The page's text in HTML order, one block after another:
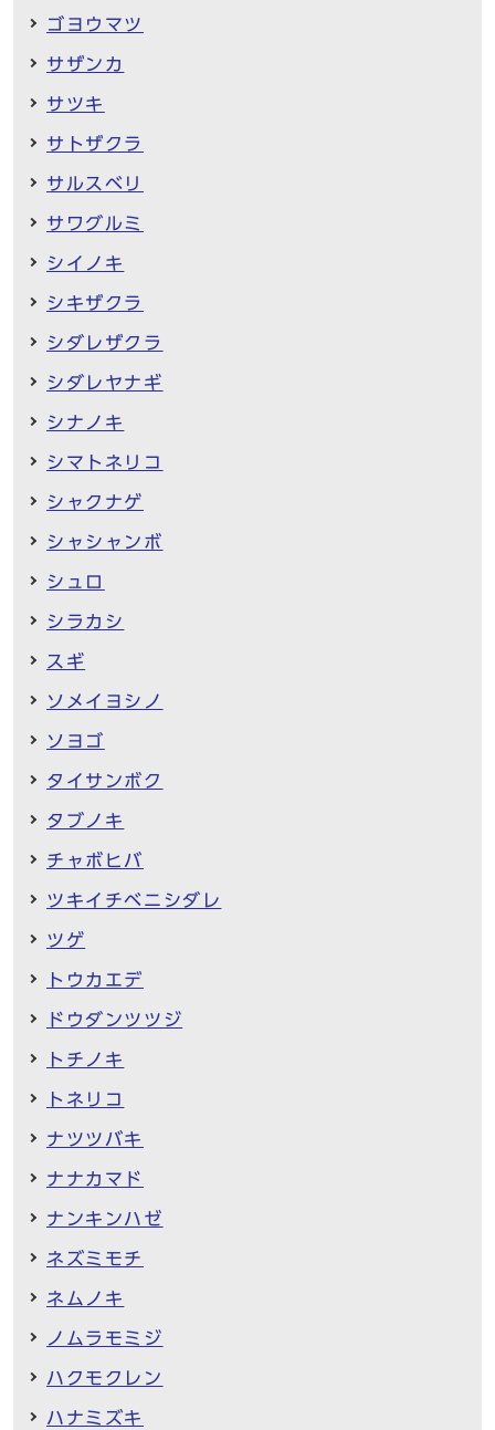
ゴヨウマツ
サザンカ
サツキ
サトザクラ
サルスベリ
サワグルミ
シイノキ
シキザクラ
シダレザクラ
シダレヤナギ
シナノキ
シマトネリコ
シャクナゲ
シャシャンボ
シュロ
シラカシ
スギ
ソメイヨシノ
ソヨゴ
タイサンボク
タブノキ
チャボヒバ
ツキイチベニシダレ
ツゲ
トウカエデ
ドウダンツツジ
トチノキ
トネリコ
ナツツバキ
ナナカマド
ナンキンハゼ
ネズミモチ
ネムノキ
ノムラモミジ
ハクモクレン
ハナミズキ